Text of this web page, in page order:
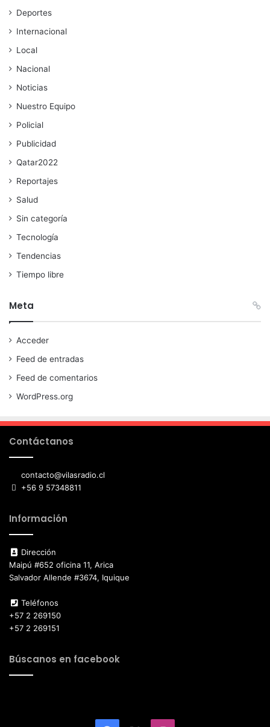
Deportes
Internacional
Local
Nacional
Noticias
Nuestro Equipo
Policial
Publicidad
Qatar2022
Reportajes
Salud
Sin categoría
Tecnología
Tendencias
Tiempo libre
Meta
Acceder
Feed de entradas
Feed de comentarios
WordPress.org
Contáctanos
contacto@vilasradio.cl
+56 9 57348811
Información
Dirección
Maipú #652 oficina 11, Arica
Salvador Allende #3674, Iquique
Teléfonos
+57 2 269150
+57 2 269151
Búscanos en facebook